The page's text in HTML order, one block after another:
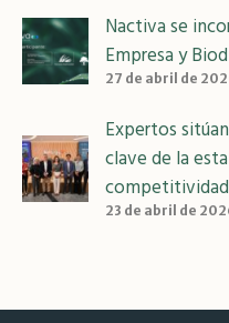
Nactiva se
Empresa y
27 de abril de
Expertos
clave de la
23 de abril de